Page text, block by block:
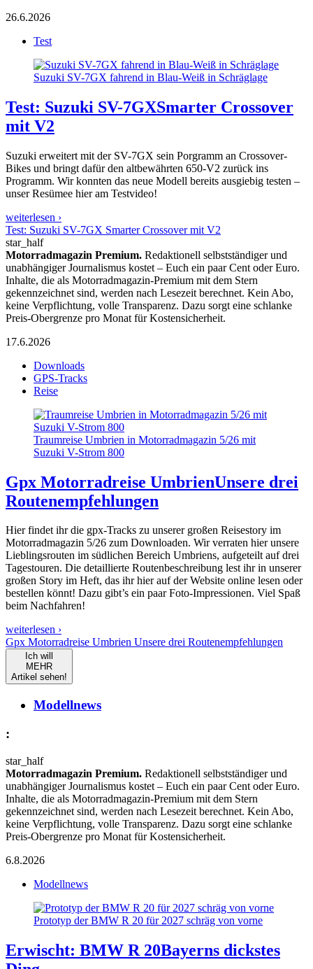
26.6.2026
Test
Suzuki SV-7GX fahrend in Blau-Weiß in Schräglage
Test: Suzuki SV-7GXSmarter Crossover
mit V2
Suzuki erweitert mit der SV-7GX sein Porgramm an Crossover-
Bikes und bringt dafür den altbewährten 650-V2 zurück ins
Programm. Wir konnten das neue Modell bereits ausgiebig testen –
unser Resümee hier am Testvideo!
weiterlesen ›
Test: Suzuki SV-7GX Smarter Crossover mit V2
star_half
Motorradmagazin Premium. Redaktionell selbstständiger und
unabhängiger Journalismus kostet – Euch ein paar Cent oder Euro.
Inhalte, die als Motorradmagazin-Premium mit dem Stern
gekennzeichnet sind, werden nach Lesezeit berechnet. Kein Abo,
keine Verpflichtung, volle Transparenz. Dazu sorgt eine schlanke
Preis-Obergrenze pro Monat für Kostensicherheit.
17.6.2026
Downloads
GPS-Tracks
Reise
Traumreise Umbrien in Motorradmagazin 5/26 mit
Suzuki V-Strom 800
Gpx Motorradreise UmbrienUnsere drei
Routenempfehlungen
Hier findet ihr die gpx-Tracks zu unserer großen Reisestory im
Motorradmagazin 5/26 zum Downloaden. Wir verraten hier unsere
Lieblingsrouten im südlichen Bereich Umbriens, aufgeteilt auf drei
Tagestouren. Die detaillierte Routenbeschreibung lest ihr in unserer
großen Story im Heft, das ihr hier auf der Website online lesen oder
bestellen könnt! Dazu gibt’s ein paar Foto-Impressionen. Viel Spaß
beim Nachfahren!
weiterlesen ›
Gpx Motorradreise Umbrien Unsere drei Routenempfehlungen
Ich will
MEHR
Artikel sehen!
Modellnews
:
star_half
Motorradmagazin Premium. Redaktionell selbstständiger und
unabhängiger Journalismus kostet – Euch ein paar Cent oder Euro.
Inhalte, die als Motorradmagazin-Premium mit dem Stern
gekennzeichnet sind, werden nach Lesezeit berechnet. Kein Abo,
keine Verpflichtung, volle Transparenz. Dazu sorgt eine schlanke
Preis-Obergrenze pro Monat für Kostensicherheit.
6.8.2026
Modellnews
Prototyp der BMW R 20 für 2027 schräg von vorne
Erwischt: BMW R 20Bayerns dickstes